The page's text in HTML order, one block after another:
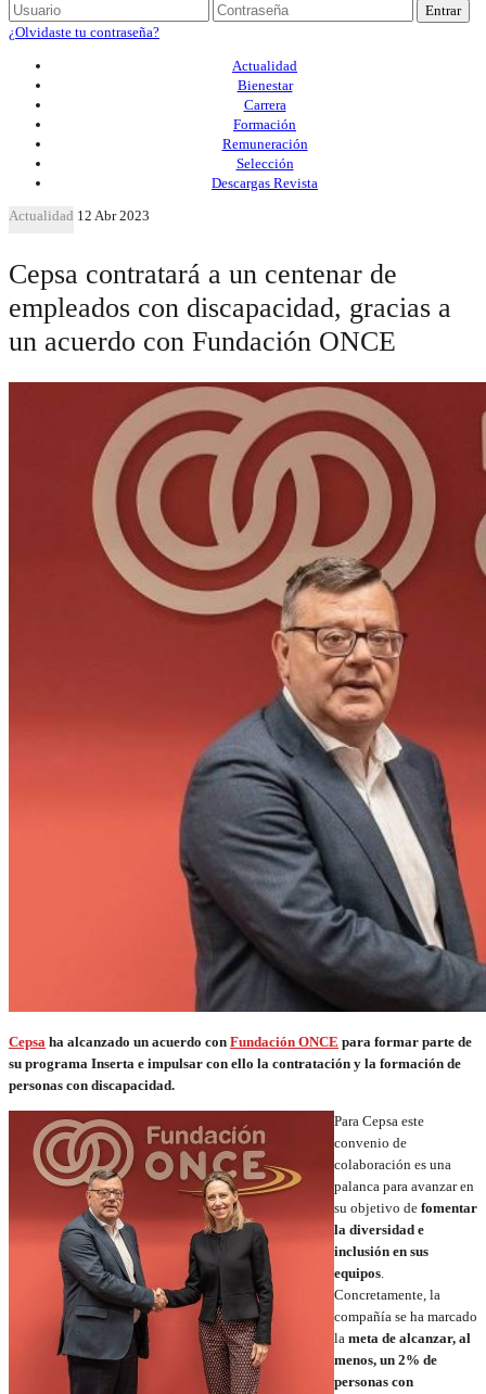
Entrar
¿Olvidaste tu contraseña?
Actualidad
Bienestar
Carrera
Formación
Remuneración
Selección
Descargas Revista
Actualidad 12 Abr 2023
Cepsa contratará a un centenar de
empleados con discapacidad, gracias a
un acuerdo con Fundación ONCE
Cepsa ha alcanzado un acuerdo con Fundación ONCE para formar parte de
su programa Inserta e impulsar con ello la contratación y la formación de
personas con discapacidad.
Para Cepsa este
convenio de
colaboración es una
palanca para avanzar en
su objetivo de fomentar
la diversidad e
inclusión en sus
equipos.
Concretamente, la
compañía se ha marcado
la meta de alcanzar, al
menos, un 2% de
personas con